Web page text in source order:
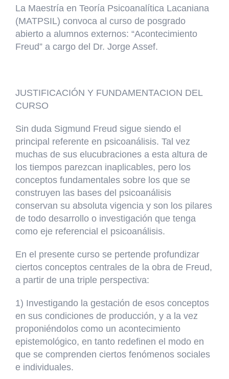
INVESTIGACIÓN Y EVENTOS
TESIS
NOVEDADES
CONTACTO
La Maestría en Teoría Psicoanalítica Lacaniana
(MATPSIL) convoca al curso de posgrado
abierto a alumnos externos: “Acontecimiento
Freud” a cargo del Dr. Jorge Assef.
JUSTIFICACIÓN Y FUNDAMENTACION DEL
CURSO
Sin duda Sigmund Freud sigue siendo el
principal referente en psicoanálisis. Tal vez
muchas de sus elucubraciones a esta altura de
los tiempos parezcan inaplicables, pero los
conceptos fundamentales sobre los que se
construyen las bases del psicoanálisis
conservan su absoluta vigencia y son los pilares
de todo desarrollo o investigación que tenga
como eje referencial el psicoanálisis.
En el presente curso se pertende profundizar
ciertos conceptos centrales de la obra de Freud,
a partir de una triple perspectiva:
1) Investigando la gestación de esos conceptos
en sus condiciones de producción, y a la vez
proponiéndolos como un acontecimiento
epistemológico, en tanto redefinen el modo en
que se comprenden ciertos fenómenos sociales
e individuales.